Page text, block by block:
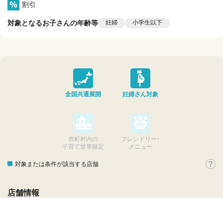
割引
対象となるお子さんの年齢等 妊婦 小学生以下
全国共通展開 妊婦さん対象
市町村内の
子育て世帯限定
フレンドリー・
メニュー
対象または条件が該当する店舗
店舗情報